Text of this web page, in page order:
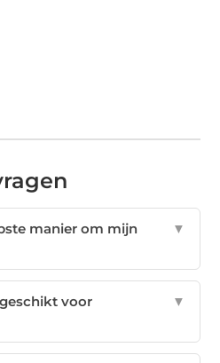
manier om mijn
▼
voor
▼